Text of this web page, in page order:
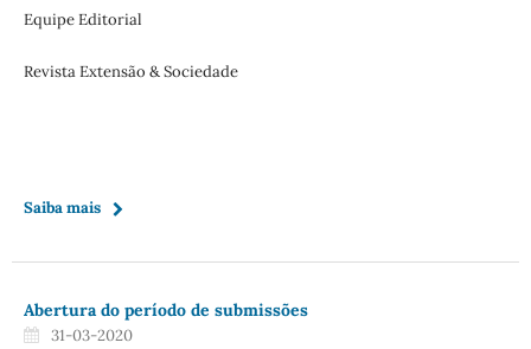
Equipe Editorial
Revista Extensão & Sociedade
Saiba mais
Abertura do período de submissões
31-03-2020